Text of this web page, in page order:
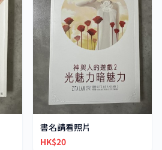
書名請看照片
HK$20